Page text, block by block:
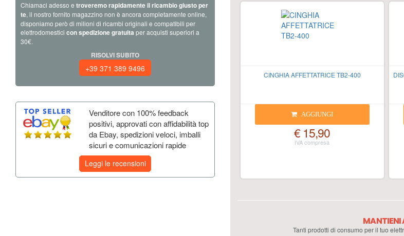
Chiamaci adesso e troveremo rapidamente il ricambio giusto per
te, il nostro fornito magazzino non è ancora completamente online,
disponiamo però di milioni di ricambi originali e compatibili per
elettrodomestici con spedizione gratuita per acquisti superiori a
30€.
RISOLVI SUBITO
+39 371 389 9496
Venditore con 100% feedback
positivi, approvati con affidabilità top
da Ebay, spedizioni veloci, imballi
sicuri e comunicazioni rapide
Leggi le recensioni
CINGHIA AFFETTATRICE TB2-400
AGGIUNGI
€ 15,90
MANTIENI
Tanti prodotti di consumo per il tuo